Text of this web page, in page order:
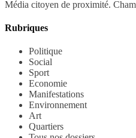
Média citoyen de proximité.
Rubriques
Politique
Social
Sport
Economie
Manifestations
Environnement
Art
Quartiers